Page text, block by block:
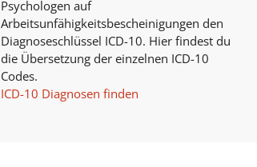
Psychologen auf
Arbeitsunfähigkeitsbescheinigungen den
Diagnoseschlüssel ICD-10. Hier findest du
die Übersetzung der einzelnen ICD-10
Codes.
ICD-10 Diagnosen finden